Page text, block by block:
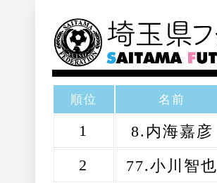
順位 名前
1
8.内海嘉彦
2
77.小川智也